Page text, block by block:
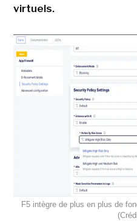
virtuels.
F5 intègre de plus en plus de